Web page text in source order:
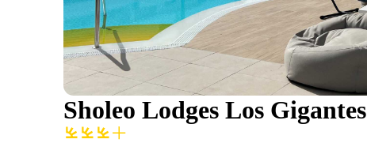
Sholeo Lodges Los Gigantes